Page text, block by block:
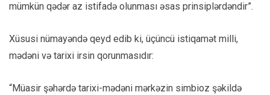
mümkün qədər az istifadə olunması əsas prinsiplərdəndir”.
Xüsusi nümayəndə qeyd edib ki, üçüncü istiqamət milli,
mədəni və tarixi irsin qorunmasıdır:
“Müasir şəhərdə tarixi-mədəni mərkəzin simbioz şəkildə